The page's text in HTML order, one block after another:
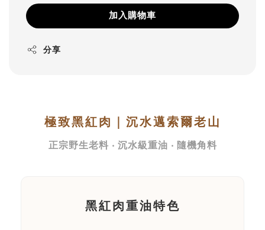
加入購物車
分享
極致黑紅肉｜沉水邁索爾老山
正宗野生老料 ‧ 沉水級重油 ‧ 隨機角料
黑紅肉重油特色